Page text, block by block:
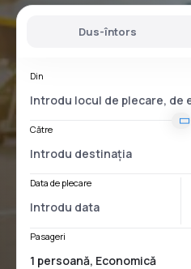
Dus-întors
Din
Către
Data de plecare
Pasageri